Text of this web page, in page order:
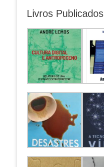
Livros Publicados